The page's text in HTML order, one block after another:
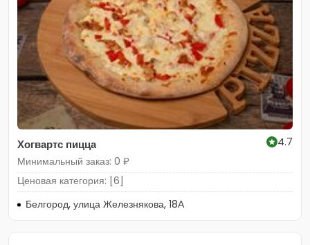
Хогвартс пицца
4.7
Минимальный заказ: 0 ₽
Ценовая категория: [6]
Белгород, улица Железнякова, 18А